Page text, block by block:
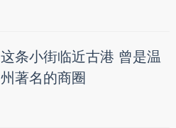
这条小街临近古港 曾是温
州著名的商圈